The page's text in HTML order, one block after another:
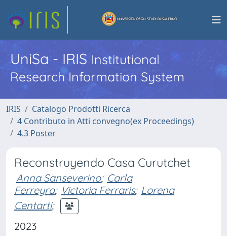
UniSa - IRISInstitutional
Research Information System
IRIS
Catalogo Prodotti Ricerca
4 Contributo in Atti convegno(ex Proceedings)
4.3 Poster
Reconstruyendo Casa Curutchet
Anna Sanseverino; Carla
Ferreyra; Victoria Ferraris; Lorena
Centarti;
2023